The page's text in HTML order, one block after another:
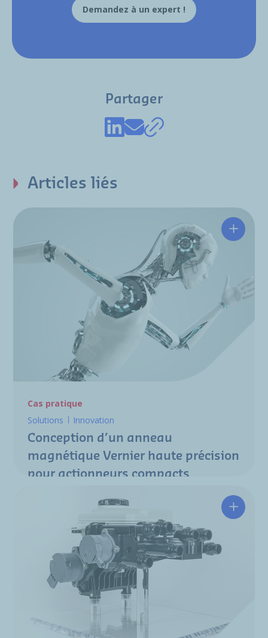
Demandez à un expert !
Partager
Articles liés
Cas pratique
Solutions
Innovation
Conception d’un anneau
magnétique Vernier haute précision
pour actionneurs compacts
Un